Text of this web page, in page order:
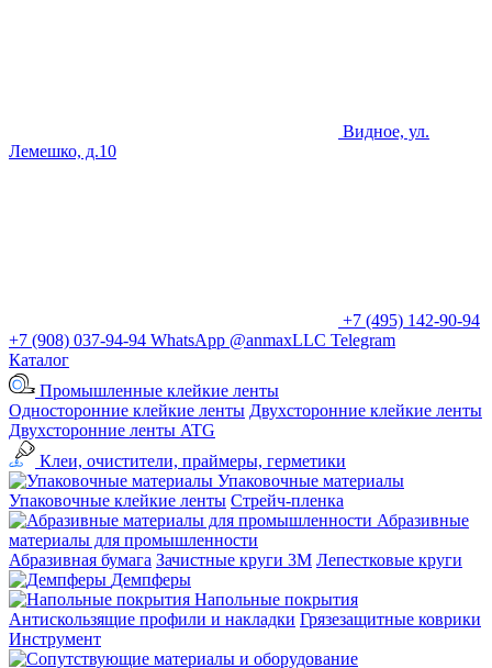
Видное, ул.
Лемешко, д.10
+7 (495) 142-90-94
+7 (908) 037-94-94 WhatsApp @anmaxLLC Telegram
Каталог
Промышленные клейкие ленты
Односторонние клейкие ленты Двухсторонние клейкие ленты
Двухсторонние ленты ATG
Клеи, очистители, праймеры, герметики
Упаковочные материалы
Упаковочные клейкие ленты Стрейч-пленка
Абразивные
материалы для промышленности
Абразивная бумага Зачистные круги 3М Лепестковые круги
Демпферы
Напольные покрытия
Aнтискользящие профили и накладки Грязезащитные коврики
Инструмент